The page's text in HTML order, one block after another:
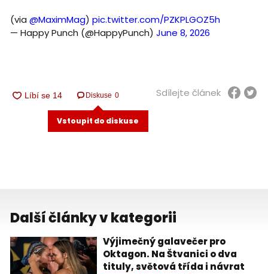
(via @MaximMag) pic.twitter.com/PZKPLGOZ5h
— Happy Punch (@HappyPunch) June 8, 2026
Diskuse 0
Vstoupit do diskuse
Sdílejte článek
Další články v kategorii
Výjimečný galavečer pro
Oktagon. Na Štvanici o dva
tituly, světová třída i návrat